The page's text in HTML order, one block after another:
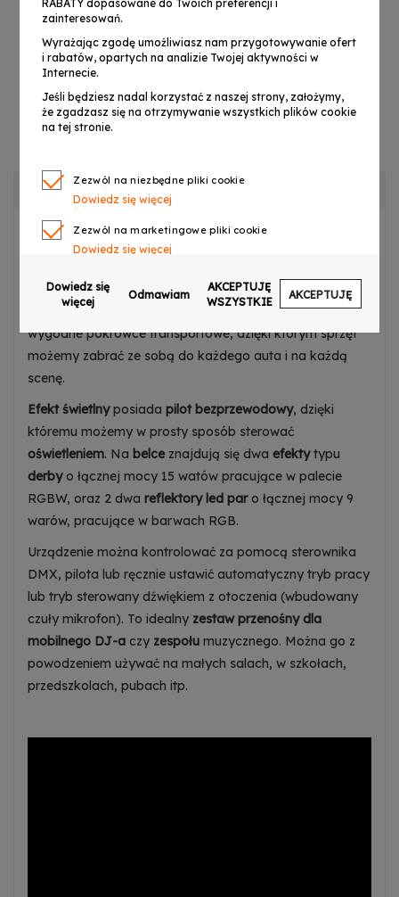
OPIS PRODUKTU
LIGHT4ME BELKA LED DERBY PAR
eventowych. W zestawie znajdują siębelka z efektami
, wytrzymały, regulowany pilotoraz
wygodne pokrowce transportowe, dzięki którym sprzęt
możemy zabrać ze sobą do każdego auta i na każdą
scenę.
Efekt świetlnyposiada pilot bezprzewodowy, dzięki
któremu możemy w prosty sposób sterować
oświetleniem. Na belceznajdują się dwa efektytypu
derbyo łącznej mocy 15 watów pracujące w palecie
RGBW, oraz 2 dwa reflektory led paro łącznej mocy 9
warów, pracujące w barwach RGB.
Urządzenie można kontrolować za pomocą sterownika
DMX, pilota lub ręcznie ustawić automatyczny tryb pracy
lub tryb sterowany dźwiękiem z otoczenia (wbudowany
czuły mikrofon). To idealny zestaw przenośny dla
mobilnego DJ-a czy zespołu muzycznego. Można go z
powodzeniem używać na małych salach, w szkołach,
przedszkolach, pubach itp.
LIGHT4ME
BELKA LED COB
PAR 4x30W
statyw
pokrowiec
649,00 zł
LIGHT4ME
FLOWER zestaw
oświetleniowy
599,00 zł
RABATY dopasowane do Twoich preferencji i
zainteresowań.
Wyrażając zgodę umożliwiasz nam przygotowywanie ofert
i rabatów, opartych na analizie Twojej aktywności w
Internecie.
Jeśli będziesz nadal korzystać z naszej strony, założymy,
że zgadzasz się na otrzymywanie wszystkich plików cookie
na tej stronie.
Zezwól na niezbędne pliki cookie
Dowiedz się więcej
Zezwól na marketingowe pliki cookie
Dowiedz się więcej
Zezwól na pliki cookie dotyczące preferencji
Dowiedz się więcej
Zezwól na ciasteczka analityczne
Dowiedz się więcej
Dowiedz się więcej
(remarketing)
Dowiedz się więcej
Dowiedz się
więcej
Odmawiam
AKCEPTUJĘ
WSZYSTKIE
AKCEPTUJĘ